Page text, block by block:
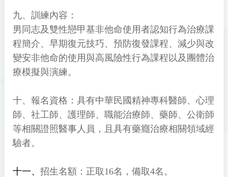
九、訓練內容：
男同志及雙性戀甲基非他命使用者認知行為治療課
程簡介、早期復元技巧、預防復發課程、減少與改
變安非他命的使用與高風險性行為課程以及團體治
療模擬與演練。
十、報名資格：具有中華民國精神專科醫師、心理
師、社工師、護理師、職能治療師、藥師、公衛師
等相關證照醫事人員，且具有藥癮治療相關領域經
驗者。
十一、 招生名額：正取16名，備取4名。